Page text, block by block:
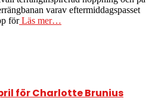
varav eftermiddagspasset
förLäs mer…
för Charlotte Brunius